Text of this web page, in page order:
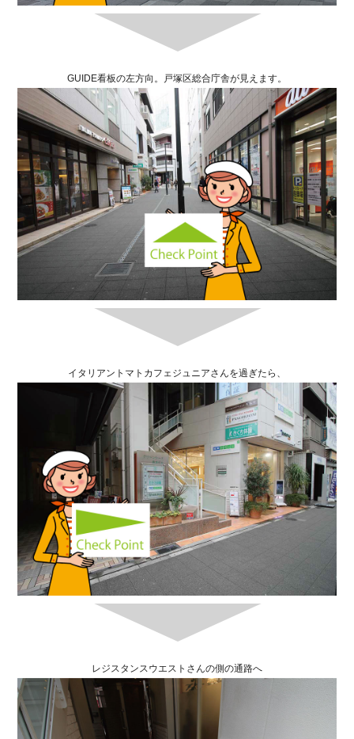
GUIDE看板の左方向。戸塚区総合庁舎が見えます。
イタリアントマトカフェジュニアさんを過ぎたら、
レジスタンスウエストさんの側の通路へ